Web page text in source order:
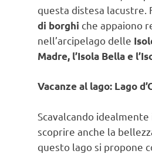
questa distesa lacustre.
di borghi che appaiono
nell’arcipelago delle
Madre, l’Isola Bella e
Vacanze al lago: Lago
Scavalcando idealmente
scoprire anche la
questo lago si propone